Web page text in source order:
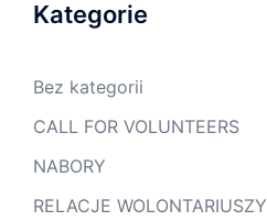
Kategorie
Bez kategorii
CALL FOR VOLUNTEERS
NABORY
RELACJE WOLONTARIUSZY